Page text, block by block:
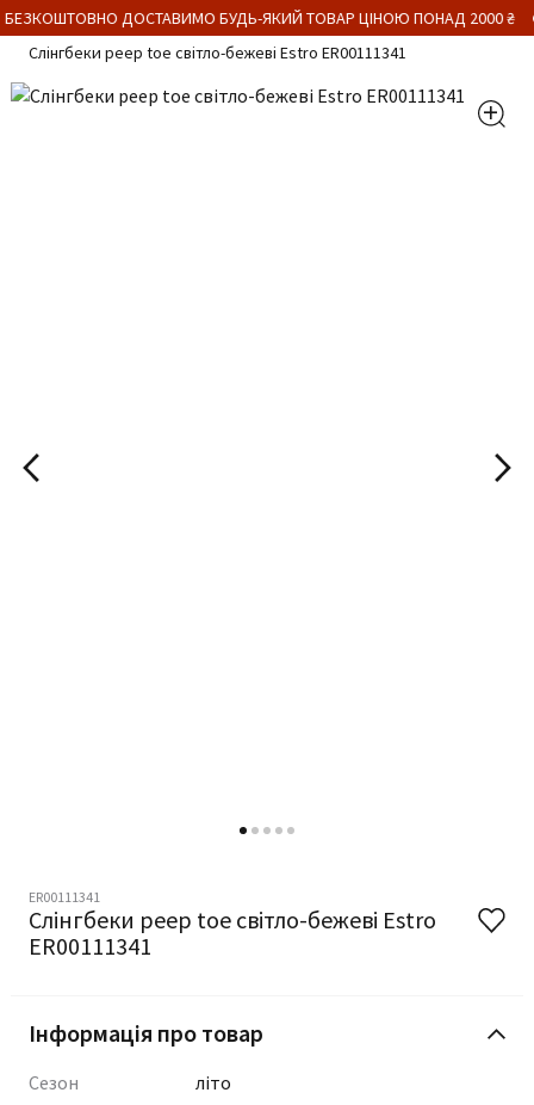
ДОСТАВИМО БУДЬ-ЯКИЙ ТОВАР ЦІНОЮ ПОНАД 2000 ₴
Слінгбеки peep toe світло-бежеві Estro ER00111341
ER00111341
Слінгбеки peep toe світло-бежеві Estro
ER00111341
Інформація про товар
Сезон
літо